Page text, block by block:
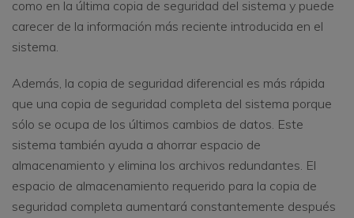
como en la última copia de seguridad del sistema y puede
carecer de la información más reciente introducida en el
sistema.
Además, la copia de seguridad diferencial es más rápida
que una copia de seguridad completa del sistema porque
sólo se ocupa de los últimos cambios de datos. Este
sistema también ayuda a ahorrar espacio de
almacenamiento y elimina los archivos redundantes. El
espacio de almacenamiento requerido para la copia de
seguridad completa aumentará constantemente después